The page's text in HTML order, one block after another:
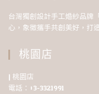
台灣獨創設計手工婚紗品牌
心，象徵攜手共創美好，打
桃園店
| 桃園店
電話：03-3321991